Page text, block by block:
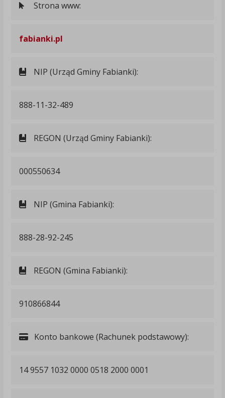
Strona www:
fabianki.pl
NIP (Urząd Gminy Fabianki):
888-11-32-489
REGON (Urząd Gminy Fabianki):
000550634
NIP (Gmina Fabianki):
888-28-92-245
REGON (Gmina Fabianki):
910866844
Konto bankowe (Rachunek podstawowy):
14 9557 1032 0000 0518 2000 0001